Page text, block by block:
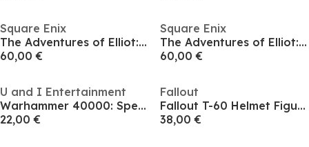
Square Enix
The Adventures of Elliot: The Millennium Tales
60,00 €
Square Enix
The Adventures of Elliot: The Millennium Tales
60,00 €
U and I Entertainment
Warhammer 40000: Speed Freeks
22,00 €
Fallout
Fallout T-60 Helmet Figurine
38,00 €